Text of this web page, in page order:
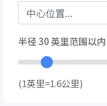
半径30英里范围以内
(1英里=1.6公里)